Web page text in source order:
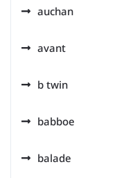
auchan
avant
b twin
babboe
balade